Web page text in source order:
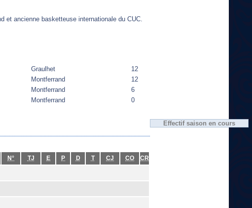
et ancienne basketteuse internationale du CUC.
Graulhet
12
Montferrand
12
Montferrand
6
Montferrand 0
Effectif saison en cours
N° TJ E P D T CJ CO CR